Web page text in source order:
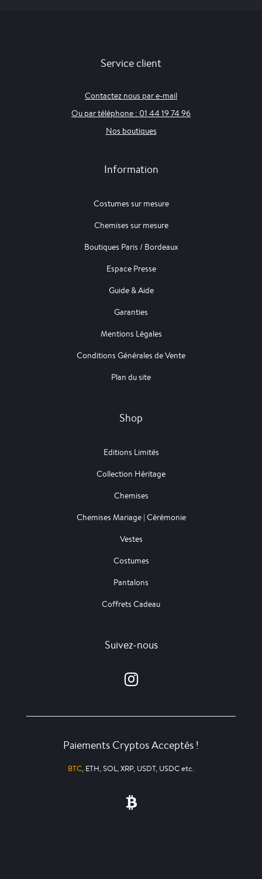
Service client
Contactez nous par e-mail
Ou par téléphone : 01 44 19 74 96
Nos boutiques
Information
Costumes sur mesure
Chemises sur mesure
Boutiques Paris / Bordeaux
Espace Presse
Guide & Aide
Garanties
Mentions Légales
Conditions Générales de Vente
Plan du site
Shop
Editions Limités
Collection Héritage
Chemises
Chemises Mariage | Cérémonie
Vestes
Costumes
Pantalons
Coffrets Cadeau
Suivez-nous
Paiements Cryptos Acceptés !
BTC, ETH, SOL, XRP, USDT, USDC etc.